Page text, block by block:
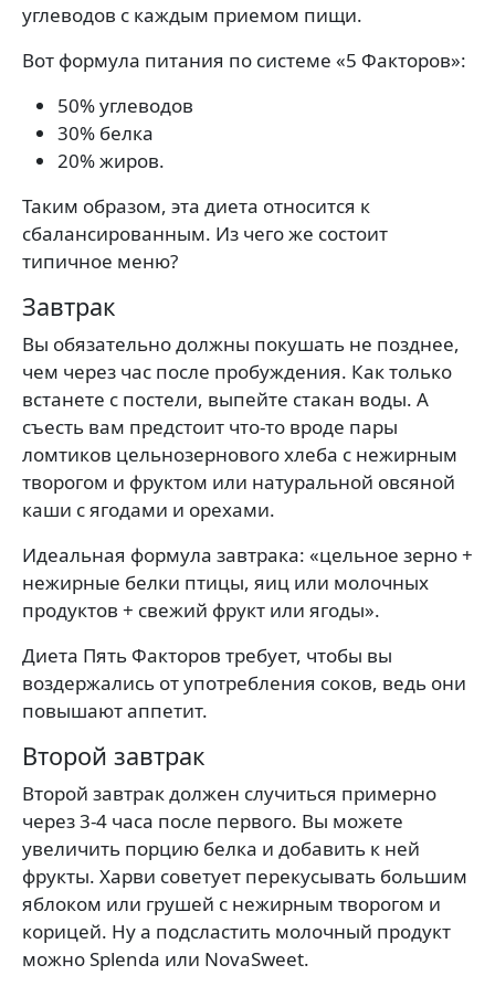
углеводов с каждым приемом пищи.
Вот формула питания по системе «5 Факторов»:
50% углеводов
30% белка
20% жиров.
Таким образом, эта диета относится к
сбалансированным. Из чего же состоит
типичное меню?
Завтрак
Вы обязательно должны покушать не позднее,
чем через час после пробуждения. Как только
встанете с постели, выпейте стакан воды. А
съесть вам предстоит что-то вроде пары
ломтиков цельнозернового хлеба с нежирным
творогом и фруктом или натуральной овсяной
каши с ягодами и орехами.
Идеальная формула завтрака: «цельное зерно +
нежирные белки птицы, яиц или молочных
продуктов + свежий фрукт или ягоды».
Диета Пять Факторов требует, чтобы вы
воздержались от употребления соков, ведь они
повышают аппетит.
Второй завтрак
Второй завтрак должен случиться примерно
через 3-4 часа после первого. Вы можете
увеличить порцию белка и добавить к ней
фрукты. Харви советует перекусывать большим
яблоком или грушей с нежирным творогом и
корицей. Ну а подсластить молочный продукт
можно Splenda или NovaSweet.